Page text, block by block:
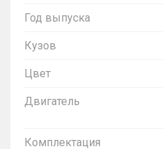
Год выпуска
Кузов
Цвет
Двигатель
Комплектация